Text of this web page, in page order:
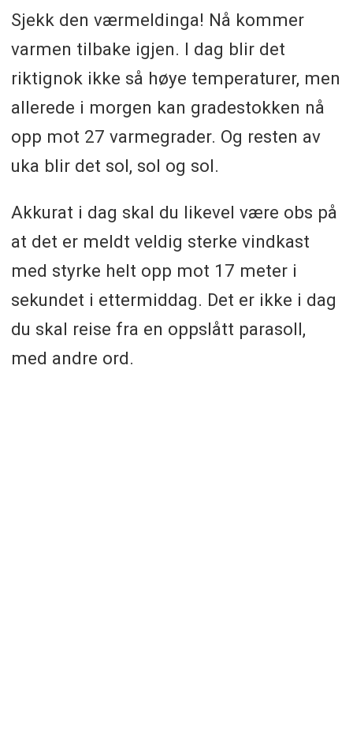
Sjekk den værmeldinga! Nå kommer
varmen tilbake igjen. I dag blir det
riktignok ikke så høye temperaturer, men
allerede i morgen kan gradestokken nå
opp mot 27 varmegrader. Og resten av
uka blir det sol, sol og sol.
Akkurat i dag skal du likevel være obs på
at det er meldt veldig sterke vindkast
med styrke helt opp mot 17 meter i
sekundet i ettermiddag. Det er ikke i dag
du skal reise fra en oppslått parasoll,
med andre ord.